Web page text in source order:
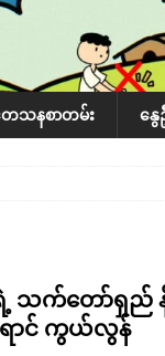
သနစာတမ်း နွေ
က်တော်ရှည် နို
ာင် ကွယ်လွန်